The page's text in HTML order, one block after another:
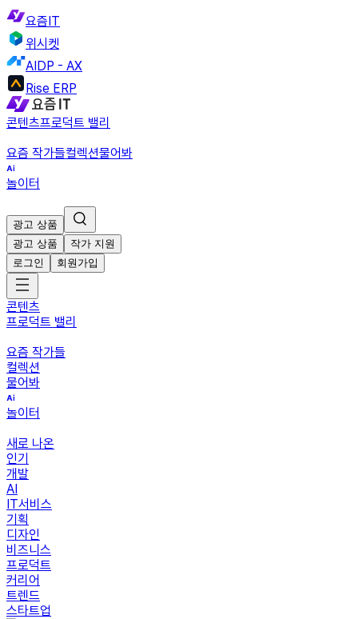
요즘IT
위시켓
AIDP - AX
Rise ERP
콘텐츠프로덕트 밸리
요즘 작가들컬렉션물어봐
놀이터
광고 상품
광고 상품
작가 지원
로그인
회원가입
콘텐츠
프로덕트 밸리
요즘 작가들
컬렉션
물어봐
놀이터
새로 나온
인기
개발
AI
IT서비스
기획
디자인
비즈니스
프로덕트
커리어
트렌드
스타트업